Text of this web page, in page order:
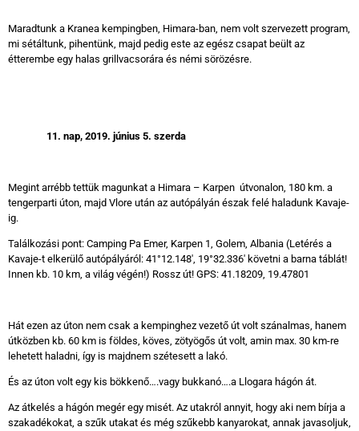
Maradtunk a Kranea kempingben, Himara-ban, nem volt szervezett program,
mi sétáltunk, pihentünk, majd pedig este az egész csapat beült az
étterembe egy halas grillvacsorára és némi sörözésre.
11. nap, 2019. június 5. szerda
Megint arrébb tettük magunkat a Himara – Karpen útvonalon, 180 km. a
tengerparti úton, majd Vlore után az autópályán észak felé haladunk Kavaje-
ig.
Találkozási pont: Camping Pa Emer, Karpen 1, Golem, Albania (Letérés a
Kavaje-t elkerülő autópályáról: 41°12.148', 19°32.336' követni a barna táblát!
Innen kb. 10 km, a világ végén!) Rossz út! GPS: 41.18209, 19.47801
Hát ezen az úton nem csak a kempinghez vezető út volt szánalmas, hanem
útközben kb. 60 km is földes, köves, zötyögős út volt, amin max. 30 km-re
lehetett haladni, így is majdnem szétesett a lakó.
És az úton volt egy kis bökkenő….vagy bukkanó….a Llogara hágón át.
Az átkelés a hágón megér egy misét. Az utakról annyit, hogy aki nem bírja a
szakadékokat, a szűk utakat és még szűkebb kanyarokat, annak javasoljuk,